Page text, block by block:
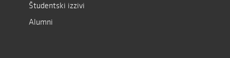
Študentski izzivi
Alumni